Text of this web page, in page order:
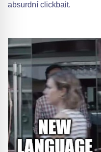
absurdní clickbait.